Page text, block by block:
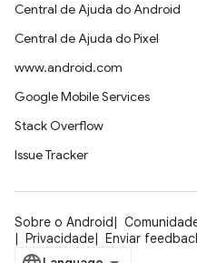
Central de Ajuda do Android
Central de Ajuda do Pixel
www.android.com
Google Mobile Services
Stack Overflow
Issue Tracker
Sobre o Android
Privacidade
Enviar